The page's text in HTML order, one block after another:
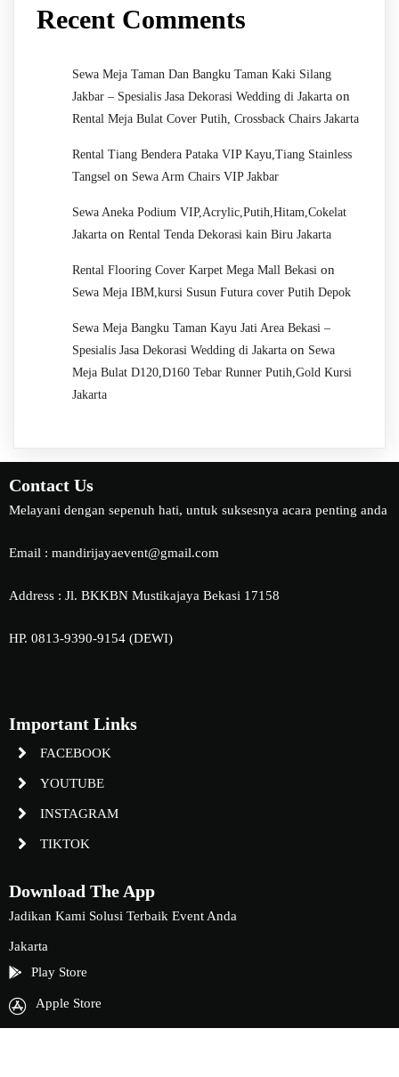
Recent Comments
Sewa Meja Taman Dan Bangku Taman Kaki Silang
Jakbar – Spesialis Jasa Dekorasi Wedding di Jakarta on
Rental Meja Bulat Cover Putih, Crossback Chairs Jakarta
Rental Tiang Bendera Pataka VIP Kayu,Tiang Stainless
Tangsel on Sewa Arm Chairs VIP Jakbar
Sewa Aneka Podium VIP,Acrylic,Putih,Hitam,Cokelat
Jakarta on Rental Tenda Dekorasi kain Biru Jakarta
Rental Flooring Cover Karpet Mega Mall Bekasi on
Sewa Meja IBM,kursi Susun Futura cover Putih Depok
Sewa Meja Bangku Taman Kayu Jati Area Bekasi –
Spesialis Jasa Dekorasi Wedding di Jakarta on Sewa
Meja Bulat D120,D160 Tebar Runner Putih,Gold Kursi
Jakarta
Contact Us
Melayani dengan sepenuh hati, untuk suksesnya acara penting anda
Email : mandirijayaevent@gmail.com
Address : Jl. BKKBN Mustikajaya Bekasi 17158
HP. 0813-9390-9154 (DEWI)
Important Links
FACEBOOK
YOUTUBE
INSTAGRAM
TIKTOK
Download The App
Jadikan Kami Solusi Terbaik Event Anda
Jakarta
Play Store
Apple Store